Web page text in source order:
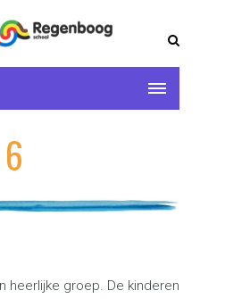
heerlijke groep. De kinderen